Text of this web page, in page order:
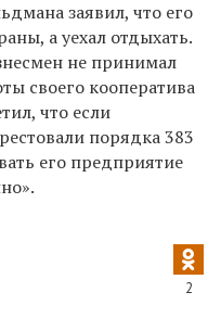
заявил, что его
а уехал отдыхать.
не принимал
своего кооператива
что если
порядка 383
его предприятие
2